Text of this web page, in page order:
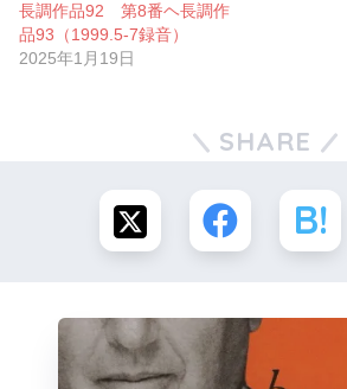
長調作品92 第8番ヘ長調作
品93（1999.5-7録音）
2025年1月19日
SHARE